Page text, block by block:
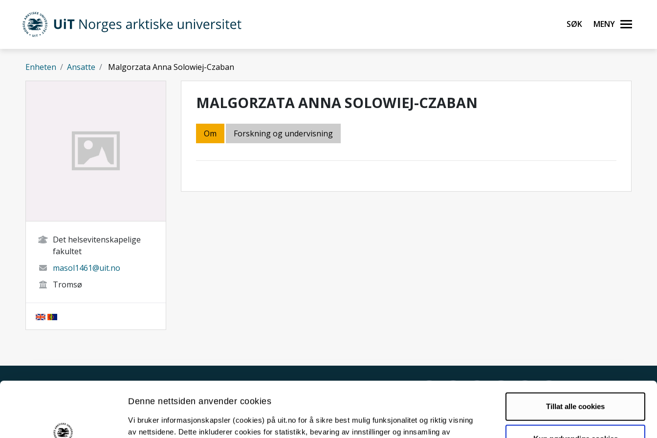
Denne nettsiden anvender cookies
Vi bruker informasjonskapsler (cookies) på uit.no for å sikre best mulig funksjonalitet og riktig visning
av nettsidene. Dette inkluderer cookies for statistikk, bevaring av innstillinger og innsamling av
Tillat alle cookies
Gå til hovedinnhold
UiT Norges arktiske universitet Søk Meny
Enheten Ansatte Malgorzata Anna Solowiej-Czaban
Det helsevitenskapelige
fakultet
masol1461@uit.no
Tromsø
MALGORZATA ANNA SOLOWIEJ-CZABAN
Om Forskning og undervisning
Driftsmeldinger
For media
For skoler